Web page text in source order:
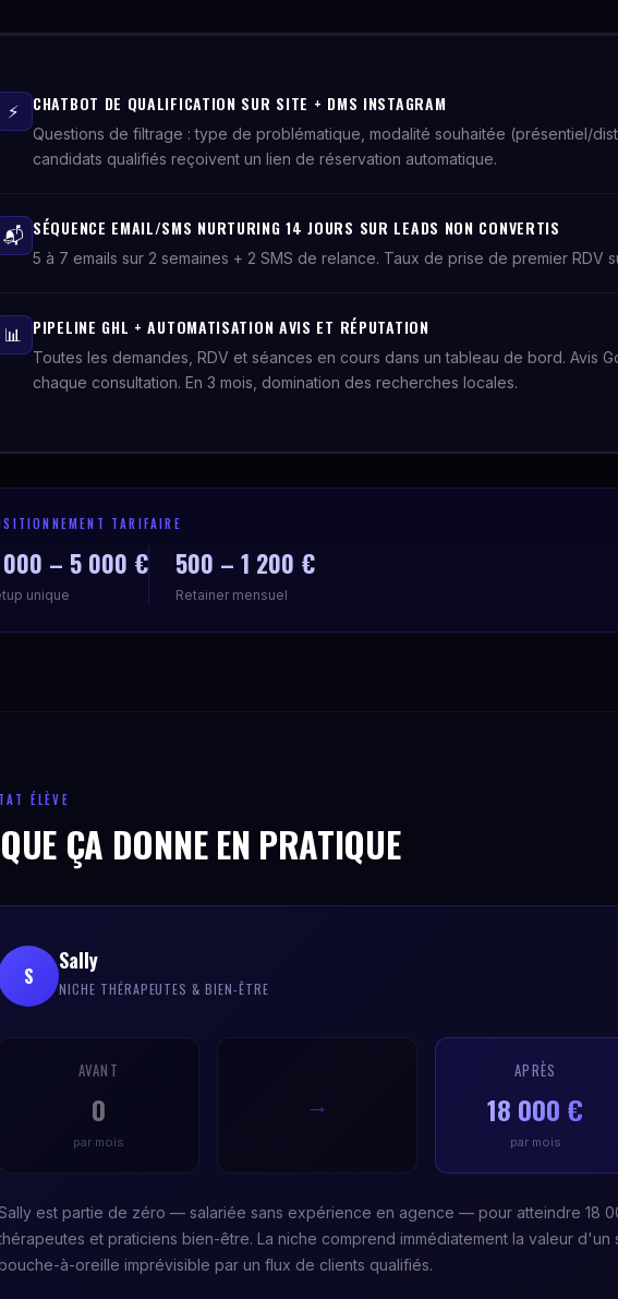
⚡ CHATBOT DE QUALIFICATION SUR SITE + DMS INSTAGRAM
Questions de filtrage : type de problématique, modalité souhaitée (présentiel/
candidats qualifiés reçoivent un lien de réservation automatique.
📬 SÉQUENCE EMAIL/SMS NURTURING 14 JOURS SUR LEADS NON CONVERTIS
5 à 7 emails sur 2 semaines + 2 SMS de relance. Taux de prise de premier RDV
📊 PIPELINE GHL + AUTOMATISATION AVIS ET RÉPUTATION
Toutes les demandes, RDV et séances en cours dans un tableau de bord. Avis
chaque consultation. En 3 mois, domination des recherches locales.
TARIFAIRE
– 5 000 €
unique
500 – 1 200 €
Retainer mensuel
ÉLÈVE
ÇA DONNE EN PRATIQUE
S
Sally
NICHE THÉRAPEUTES & BIEN-ÊTRE
AVANT
0
par mois
→
APRÈS
18 000 €
par mois
est partie de zéro — salariée sans expérience en agence — pour atteindre 18
et praticiens bien-être. La niche comprend immédiatement la valeur d'un
à-oreille imprévisible par un flux de clients qualifiés.